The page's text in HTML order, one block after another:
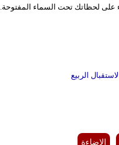
على لحظاتك تحت السماء المفتوحة.
الربيع
الإضاءة